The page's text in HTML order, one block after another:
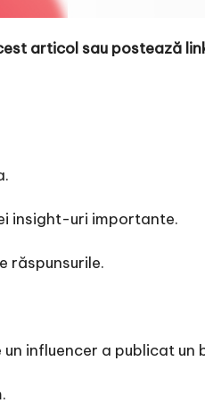
articol sau postează
insight-uri importante.
răspunsurile.
influencer a publicat un